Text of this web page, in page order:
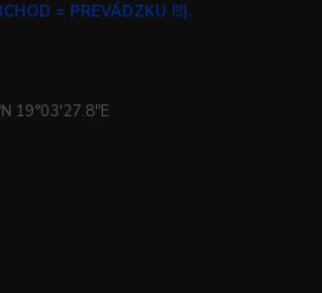
= PREVÁDZKU !!!).
19°03'27.8"E